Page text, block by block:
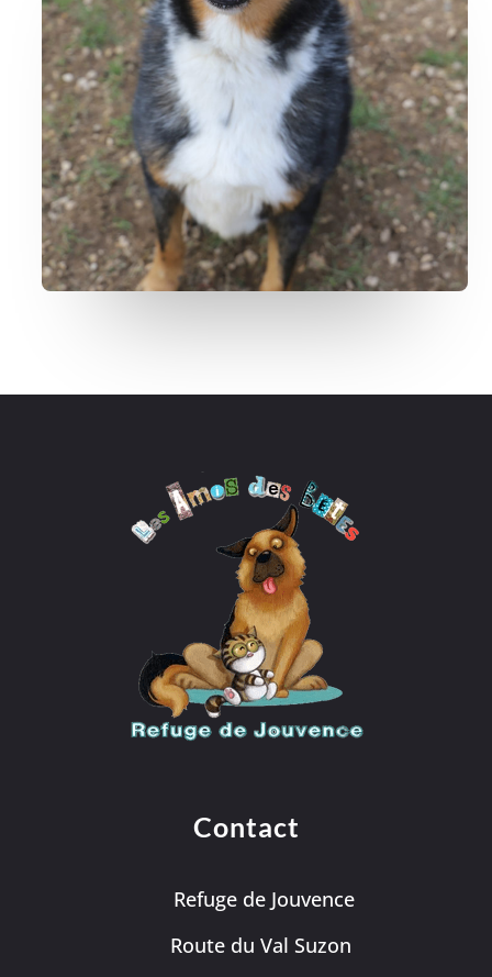
Contact
Refuge de Jouvence
Route du Val Suzon